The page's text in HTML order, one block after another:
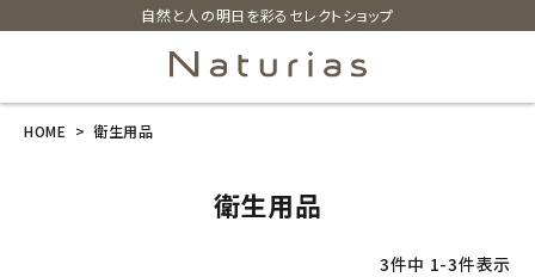
自然と人の明日を彩るセレクトショップ
HOME 衛生用品
衛生用品
3件中 1-3件表示